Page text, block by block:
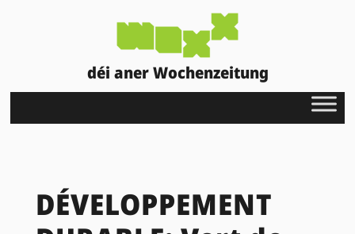
déi aner Wochenzeitung
DÉVELOPPEMENT